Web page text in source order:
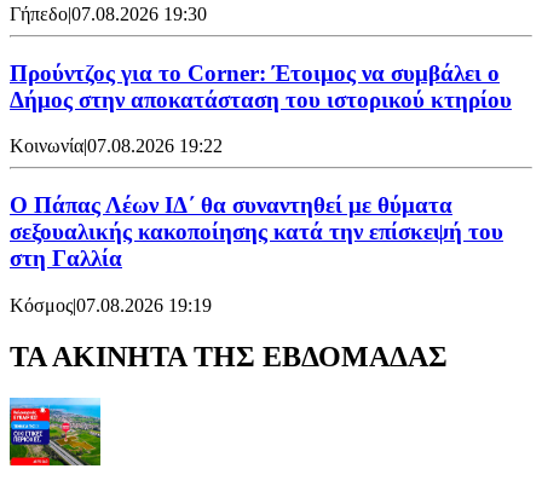
Γήπεδο|07.08.2026 19:30
Προύντζος για το Corner: Έτοιμος να συμβάλει ο
Δήμος στην αποκατάσταση του ιστορικού κτηρίου
Κοινωνία|07.08.2026 19:22
Ο Πάπας Λέων ΙΔ΄ θα συναντηθεί με θύματα
σεξουαλικής κακοποίησης κατά την επίσκεψή του
στη Γαλλία
Κόσμος|07.08.2026 19:19
ΤΑ ΑΚΙΝΗΤΑ ΤΗΣ ΕΒΔΟΜΑΔΑΣ